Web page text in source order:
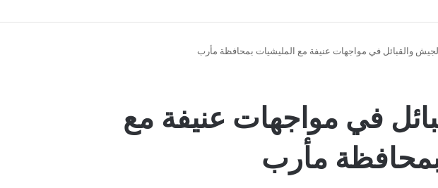
الجيش والقبائل في مواجهات عنيفة مع المليشيات بمحافظة مأرب
في مواجهات عنيفة مع
بمحافظة مأرب